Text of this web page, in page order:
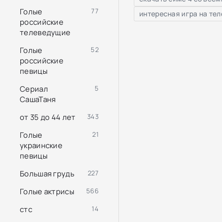
интересная игра на
Голые
российские
телеведущие
77
Голые
российские
певицы
52
Сериал
СашаТаня
5
от 35 до 44 лет 343
Голые
украинские
певицы
21
Большая грудь 227
Голые актрисы 566
стс 14